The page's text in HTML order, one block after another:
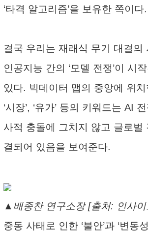
‘타격 알고리즘’을 보유한 쪽이다.
결국 우리는 재래식 무기 대결의
인공지능 간의 ‘모델 전쟁’이 시
있다. 빅데이터 맵의 중앙에 위치
‘시장’, ‘유가’ 등의 키워드는 AI
사적 충돌에 그치지 않고 글로벌
결되어 있음을 보여준다.
▲배종찬 연구소장 [출처: 인사
중동 사태로 인한 ‘불안’과 ‘변동